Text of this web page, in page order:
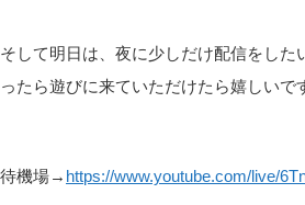
そして明日は、夜に少しだけ配信をした
ったら遊びに来ていただけたら嬉しいで
待機場→ https://www.youtube.com/live/